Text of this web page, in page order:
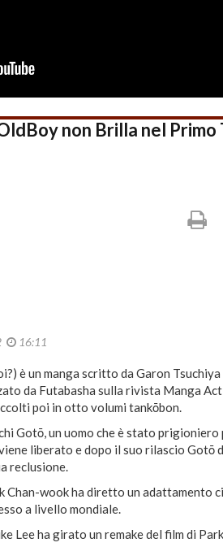
non Brilla nel Primo
16:11
è un manga scritto da Garon
da Futabasha sulla rivista Manga
poi in otto volumi tankōbon.
Gotō, un uomo che è stato prigioniero
liberato e dopo il suo rilascio Gotō
reclusione.
Chan-wook ha diretto un adattamento
a livello mondiale.
Lee ha girato un remake del film di